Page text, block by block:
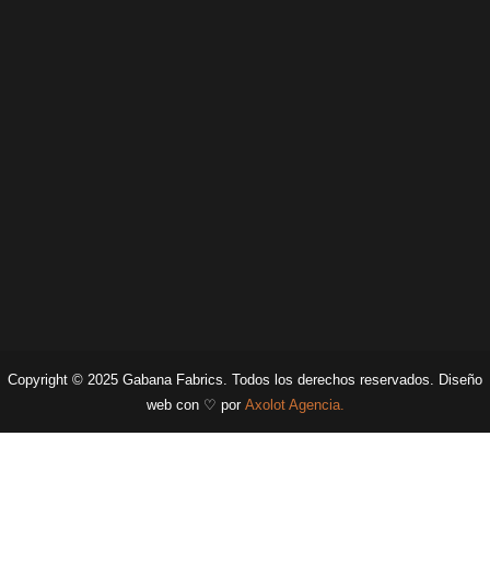
Copyright © 2025 Gabana Fabrics. Todos los derechos reservados. Diseño
web con ♡ por Axolot Agencia.